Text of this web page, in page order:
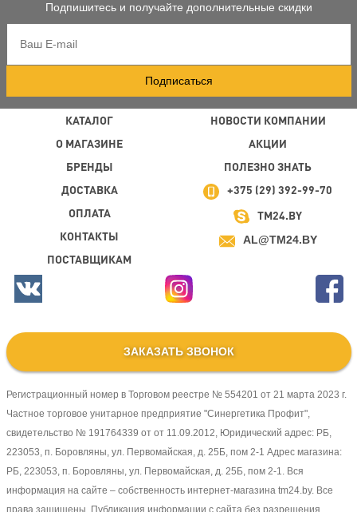
Подпишитесь и получайте дополнительные скидки
Подписаться
КАТАЛОГ
О МАГАЗИНЕ
БРЕНДЫ
НОВОСТИ КОМПАНИИ
АКЦИИ
ПОЛЕЗНО ЗНАТЬ
ДОСТАВКА
ОПЛАТА
КОНТАКТЫ
ПОСТАВЩИКАМ
+375 (29) 392-99-70
TM24.BY
AL@TM24.BY
ЗАКАЗАТЬ ЗВОНОК
Регистрационный номер в Торговом реестре № 554201 от 21 марта 2023 г.
Частное торговое унитарное предприятие "Синергетика Профит",
свидетельство № 191764339 от от 11.09.2012, Юридический адрес: РБ,
223053, п. Боровляны, ул. Первомайская, д. 25Б, пом 2-1 Адрес магазина:
РБ, 223053, п. Боровляны, ул. Первомайская, д. 25Б, пом 2-1. Вся
информация на сайте – собственность интернет-магазина tm24.by. Все